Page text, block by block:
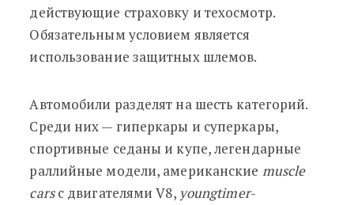
действующие страховку и техосмотр.
Обязательным условием является
использование защитных шлемов.
Автомобили разделят на шесть категорий.
Среди них — гиперкары и суперкары,
спортивные седаны и купе, легендарные
раллийные модели, американские muscle
carsс двигателями V8, youngtimer-